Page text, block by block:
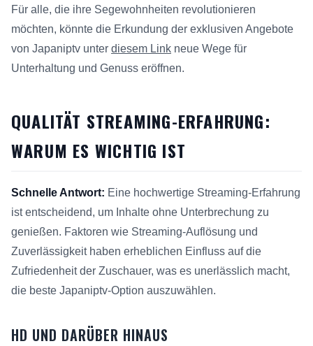
Für alle, die ihre Segewohnheiten revolutionieren
möchten, könnte die Erkundung der exklusiven Angebote
von Japaniptv unter diesem Link neue Wege für
Unterhaltung und Genuss eröffnen.
QUALITÄT STREAMING-ERFAHRUNG:
WARUM ES WICHTIG IST
Schnelle Antwort: Eine hochwertige Streaming-Erfahrung
ist entscheidend, um Inhalte ohne Unterbrechung zu
genießen. Faktoren wie Streaming-Auflösung und
Zuverlässigkeit haben erheblichen Einfluss auf die
Zufriedenheit der Zuschauer, was es unerlässlich macht,
die beste Japaniptv-Option auszuwählen.
HD UND DARÜBER HINAUS